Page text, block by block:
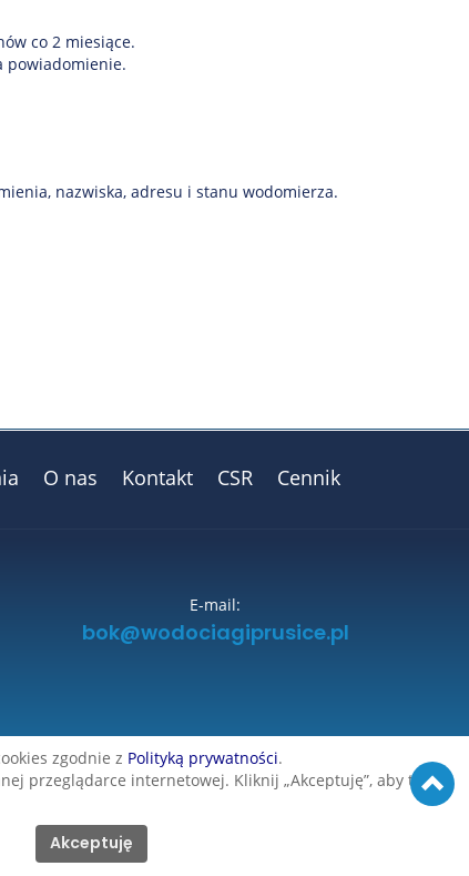
co 2 miesiące.
powiadomienie.
nazwiska, adresu i stanu wodomierza.
O nas Kontakt CSR Cennik
E-mail:
bok@wodociagiprusice.pl
zgodnie z Polityką prywatności.
przeglądarce internetowej. Kliknij „Akceptuję”, aby ta
Akceptuję